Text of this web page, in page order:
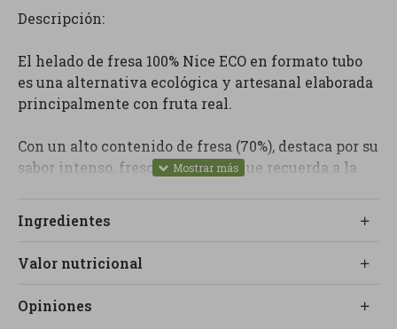
Descripción:
El helado de fresa 100% Nice ECO en formato tubo
es una alternativa ecológica y artesanal elaborada
principalmente con fruta real.
Con un alto contenido de fresa (70%), destaca por su
sabor intenso, fresco y natural, que recuerda a la
propiedades, nutrientes y aroma.
Su receta sencilla, con azúcar de caña y zumo de
sin artificios. que apuesta por la calidad de los
Ingredientes
Valor nutricional
Opiniones